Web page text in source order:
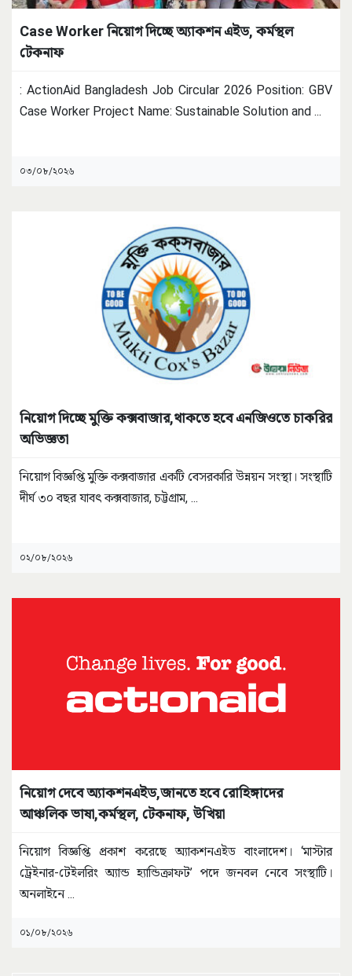
Case Worker নিয়োগ দিচ্ছে অ্যাকশন এইড, কর্মস্থল
টেকনাফ
: ActionAid Bangladesh Job Circular 2026 Position: GBV
Case Worker Project Name: Sustainable Solution and ...
০৩/০৮/২০২৬
নিয়োগ দিচ্ছে মুক্তি কক্সবাজার,থাকতে হবে এনজিওতে চাকরির
অভিজ্ঞতা
নিয়োগ বিজ্ঞপ্তি মুক্তি কক্সবাজার একটি বেসরকারি উন্নয়ন সংস্থা। সংস্থাটি
দীর্ঘ ৩০ বছর যাবৎ কক্সবাজার, চট্টগ্রাম, ...
০২/০৮/২০২৬
নিয়োগ দেবে অ্যাকশনএইড,জানতে হবে রোহিঙ্গাদের
আঞ্চলিক ভাষা,কর্মস্থল, টেকনাফ, উখিয়া
নিয়োগ বিজ্ঞপ্তি প্রকাশ করেছে অ্যাকশনএইড বাংলাদেশ। ‘মাস্টার
ট্রেইনার-টেইলরিং অ্যান্ড হ্যান্ডিক্রাফট’ পদে জনবল নেবে সংস্থাটি।
অনলাইনে...
০১/০৮/২০২৬